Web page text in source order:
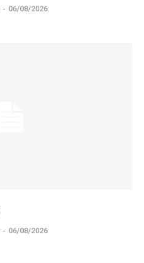
- 06/08/2026
- 06/08/2026